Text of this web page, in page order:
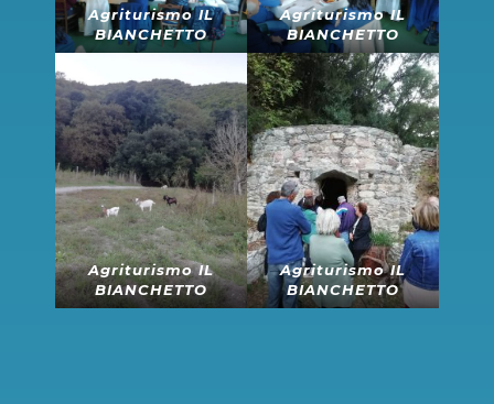
Agriturismo IL
BIANCHETTO
Agriturismo IL
BIANCHETTO
Agriturismo IL
BIANCHETTO
Agriturismo IL
BIANCHETTO